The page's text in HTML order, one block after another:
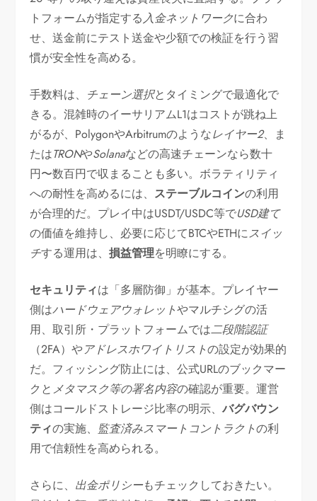
トフォームが指定する入金ネットワークに合わ
せ、送金前にテスト送金や少額での検証を行う習
慣が安全性を高める。
手数料は、 チェーン選択とタイミングで最適化で
きる。混雑時のイーサリアムL1はコストが跳ね上
がるが、PolygonやArbitrumのようなレイヤー2、ま
たはTRONやSolanaなどの高速チェーンなら数十
円〜数百円で収まることも多い。ボラティリティ
への耐性を高めるには、 ステーブルコインの利用
が合理的だ。プレイ中はUSDT/USDC等でUSD建て
の価値を維持し、必要に応じてBTCやETHにスイッ
チする運用は、損益管理を明瞭にする。
セキュリティは「多層防御」が基本。プレイヤー
側はハードウェアウォレットやマルチシグの活
用、取引所・プラットフォームでは二段階認証
（2FA）やアドレスホワイトリストの設定が効果的
だ。フィッシング防止には、公式URLのブックマー
クとメタマスク等の署名内容の確認が重要。運営
側はコールドストレージ比率の明示、バグバウン
ティの実施、 監査済みスマートコントラクトの利
用で信頼性を高められる。
さらに、 出金ポリシーもチェックしておきたい。